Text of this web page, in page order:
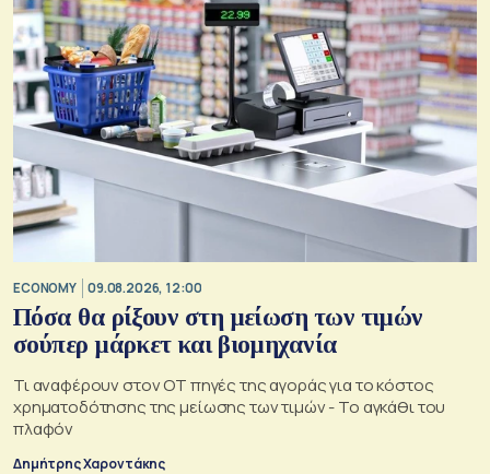
ECONOMY 09.08.2026, 12:00
Πόσα θα ρίξουν στη μείωση των τιμών
σούπερ μάρκετ και βιομηχανία
Τι αναφέρουν στον ΟΤ πηγές της αγοράς για το κόστος
χρηματοδότησης της μείωσης των τιμών - Το αγκάθι του
πλαφόν
Δημήτρης Χαροντάκης